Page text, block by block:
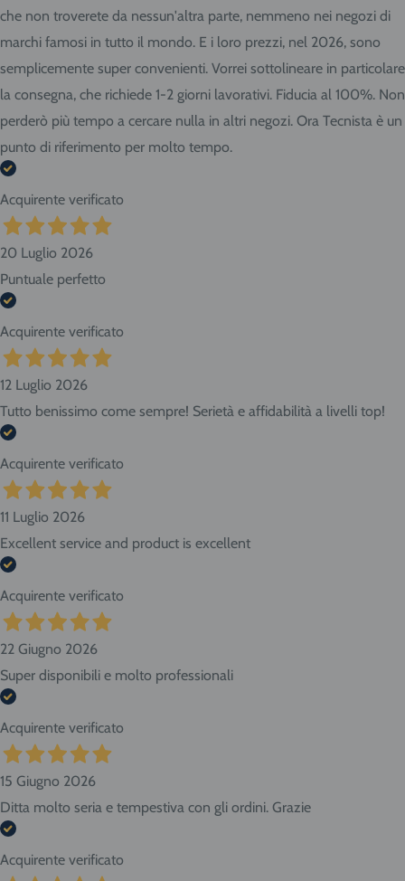
che non troverete da nessun'altra parte, nemmeno nei negozi di
marchi famosi in tutto il mondo. E i loro prezzi, nel 2026, sono
semplicemente super convenienti. Vorrei sottolineare in particolare
la consegna, che richiede 1-2 giorni lavorativi. Fiducia al 100%. Non
perderò più tempo a cercare nulla in altri negozi. Ora Tecnista è un
punto di riferimento per molto tempo.
Acquirente verificato
20 Luglio 2026
Puntuale perfetto
Acquirente verificato
12 Luglio 2026
Tutto benissimo come sempre! Serietà e affidabilità a livelli top!
Acquirente verificato
11 Luglio 2026
Excellent service and product is excellent
Acquirente verificato
22 Giugno 2026
Super disponibili e molto professionali
Acquirente verificato
15 Giugno 2026
Ditta molto seria e tempestiva con gli ordini. Grazie
Acquirente verificato